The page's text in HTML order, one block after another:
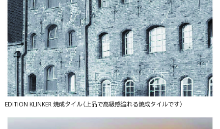
EDITION KLINKER 焼成タイル（上品で高級感溢れる焼成タイルです）